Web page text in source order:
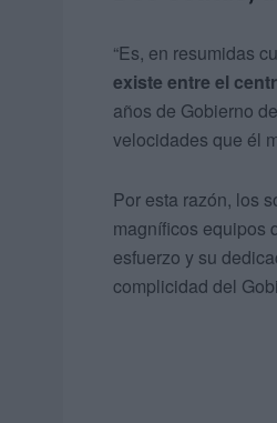
“Es, en resumidas
existe entre el
años de Gobierno
velocidades que él
Por esta razón, los
magníficos equipos
esfuerzo y su
complicidad del